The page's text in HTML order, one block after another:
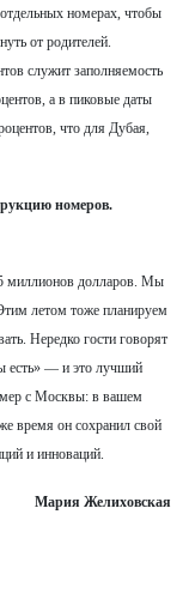
номерах, чтобы
от родителей.
служит заполняемость
а в пиковые даты
что для Дубая,
номеров.
миллионов долларов. Мы
летом тоже планируем
Нередко гости говорят
есть» — и это лучший
с Москвы: в вашем
время он сохранил свой
и инноваций.
Мария Желиховская